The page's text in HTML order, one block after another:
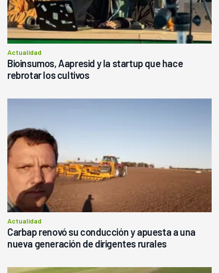
Actualidad
Bioinsumos, Aapresid y la startup que hace
rebrotar los cultivos
Actualidad
Carbap renovó su conducción y apuesta a una
nueva generación de dirigentes rurales